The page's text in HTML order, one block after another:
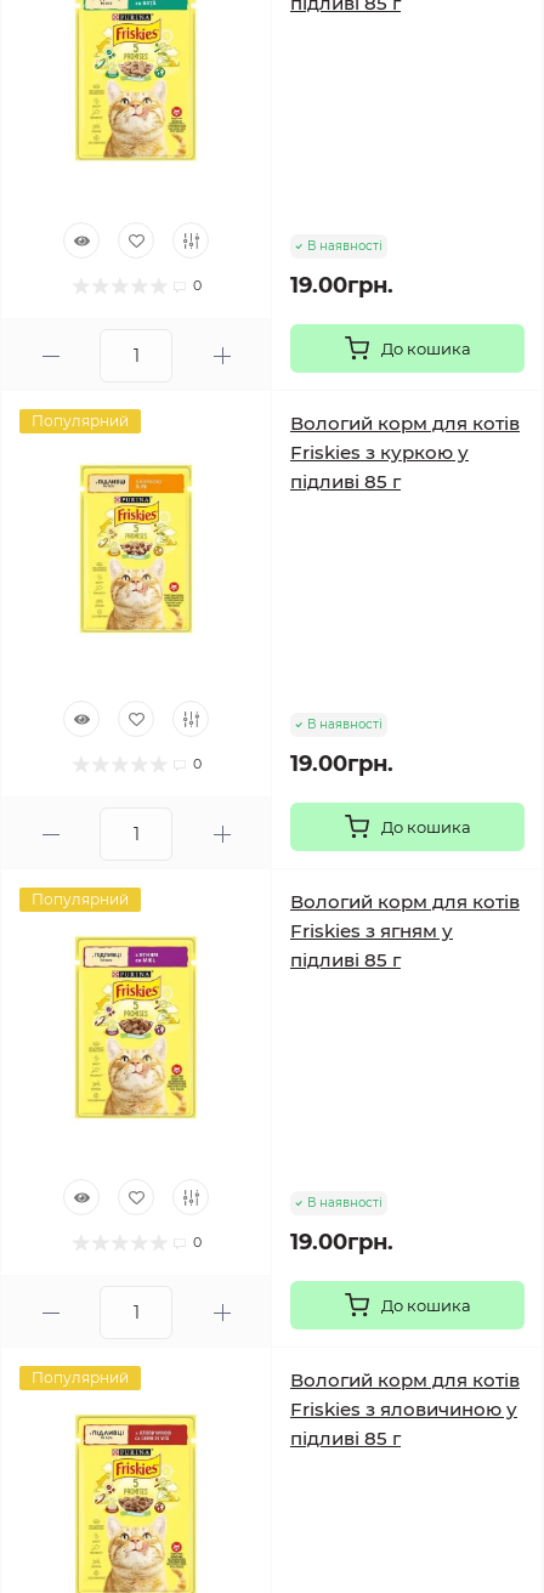
0
В наявності
19.00грн.
До кошика
Популярний
0
Вологий корм для котів
Friskies з куркою у
підливі 85 г
В наявності
19.00грн.
До кошика
Популярний
0
Вологий корм для котів
Friskies з ягням у
підливі 85 г
В наявності
19.00грн.
До кошика
Популярний
Вологий корм для котів
Friskies з яловичиною у
підливі 85 г